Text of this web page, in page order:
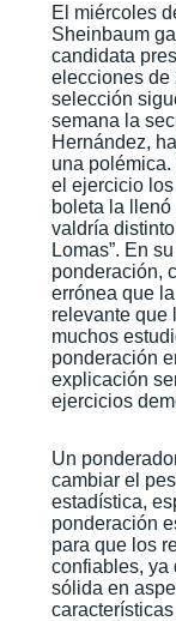
El miércoles
Sheinbaum
candidata
elecciones de
selección
semana la
Hernández,
una
el ejercicio
boleta la
valdría
Lomas”. En
ponderación,
errónea que
relevante que
muchos
ponderación
explicación
ejercicios
Un
cambiar el
estadística,
ponderación
para que los
confiables, ya
sólida en